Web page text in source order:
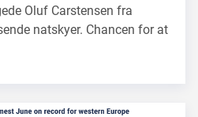
Oluf Carstensen fra
natskyer. Chancen for at